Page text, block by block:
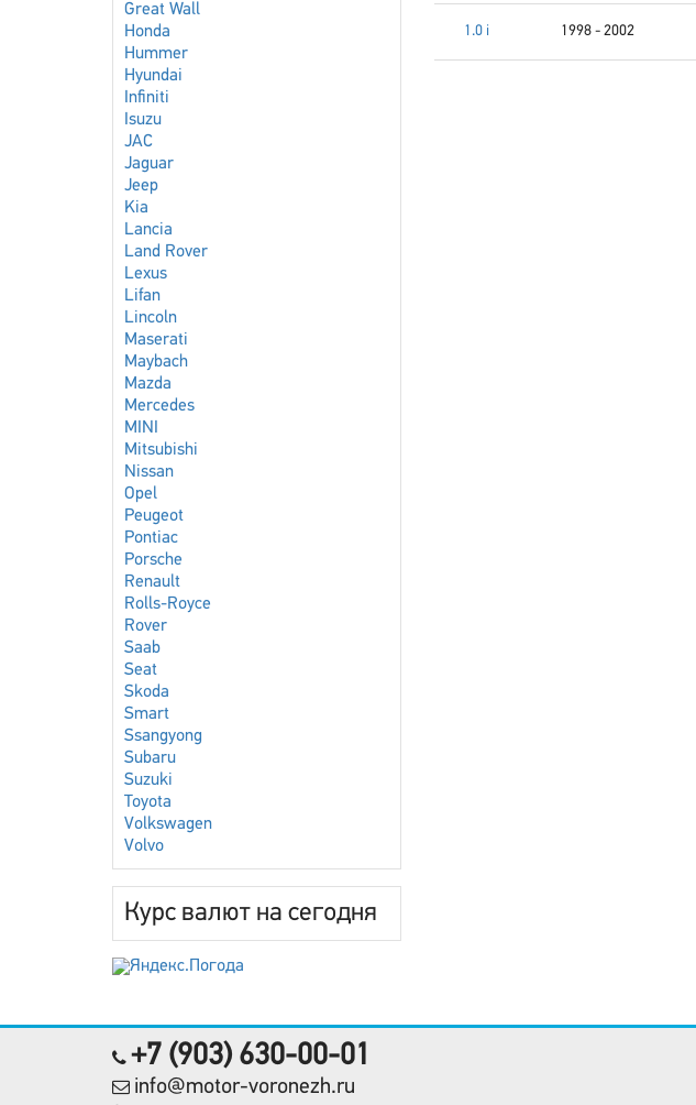
Great Wall
Honda
Hummer
Hyundai
Infiniti
Isuzu
JAC
Jaguar
Jeep
Kia
Lancia
Land Rover
Lexus
Lifan
Lincoln
Maserati
Maybach
Mazda
Mercedes
MINI
Mitsubishi
Nissan
Opel
Peugeot
Pontiac
Porsche
Renault
Rolls-Royce
Rover
Saab
Seat
Skoda
Smart
Ssangyong
Subaru
Suzuki
Toyota
Volkswagen
Volvo
Курс валют на сегодня
1.0 i 1998 - 2002
+7 (903) 630-00-01
info@motor-voronezh.ru